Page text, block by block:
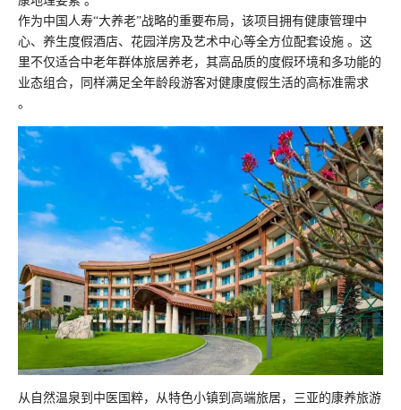
作为中国人寿“大养老”战略的重要布局，该项目拥有健康管理中
心、养生度假酒店、花园洋房及艺术中心等全方位配套设施 。这
里不仅适合中老年群体旅居养老，其高品质的度假环境和多功能的
业态组合，同样满足全年龄段游客对健康度假生活的高标准需求
。
从自然温泉到中医国粹，从特色小镇到高端旅居，三亚的康养旅游